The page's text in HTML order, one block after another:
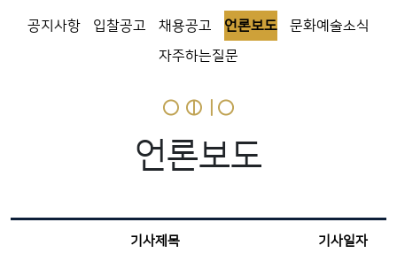
공지사항 입찰공고 채용공고 언론보도
문화예술소식
자주하는질문
언론보도
기사제목 기사일자